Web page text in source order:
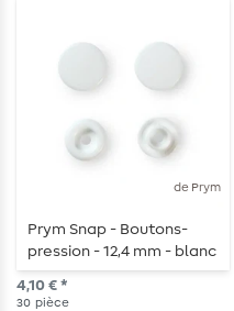
de Prym
Prym Snap - Boutons-
pression - 12,4 mm - blanc
- 30 pièces
4,10 € *
30 pièce